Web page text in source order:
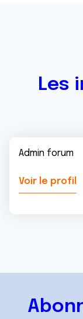
Les
Admin forum
Voir le profil